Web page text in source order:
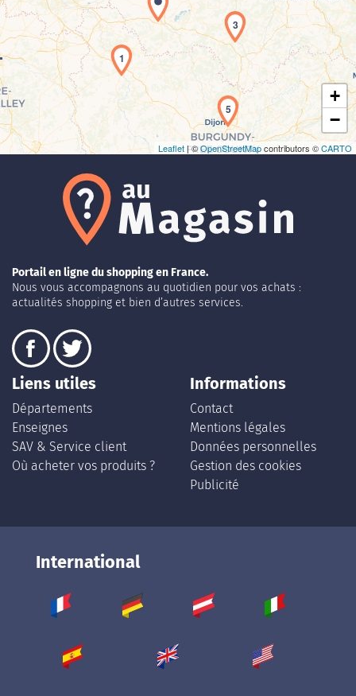
Chargement de la carte en cours...
1
3
5
+
−
Leaflet| ©OpenStreetMapcontributors ©CARTO
Portail en ligne du shopping en France.
Nous vous accompagnons au quotidien pour vos achats :
actualités shopping et bien d’autres services.
Liens utiles
Départements
Enseignes
SAV & Service client
Où acheter vos produits ?
Informations
Contact
Mentions légales
Données personnelles
Gestion des cookies
Publicité
International